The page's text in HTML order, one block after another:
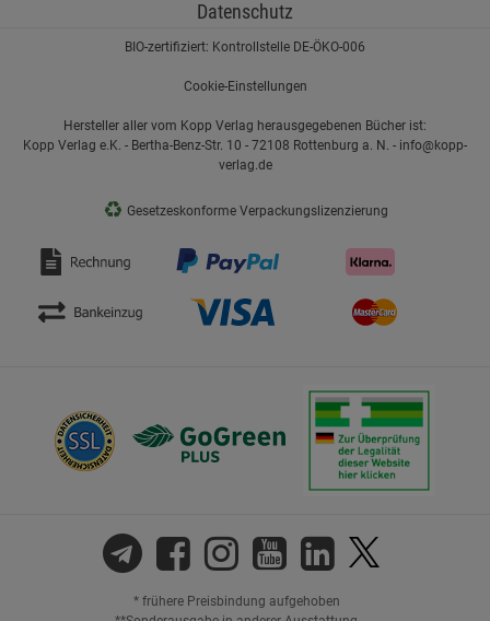
Datenschutz
BIO-zertifiziert: Kontrollstelle DE-ÖKO-006
Cookie-Einstellungen
Hersteller aller vom Kopp Verlag herausgegebenen Bücher ist:
Kopp Verlag e.K. - Bertha-Benz-Str. 10 - 72108 Rottenburg a. N. - info@kopp-
verlag.de
♻ Gesetzeskonforme Verpackungslizenzierung
* frühere Preisbindung aufgehoben
Marketing Cookies (3)
Datenschutzerklärung Impressum